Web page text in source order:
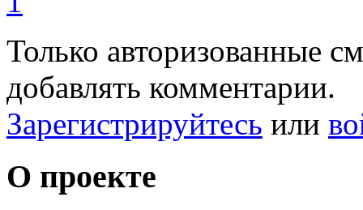
Только авторизованные
добавлять комментарии.
Зарегистрируйтесь или
О проекте